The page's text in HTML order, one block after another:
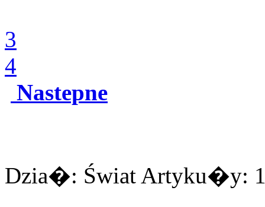
3
4
Nastepne
Dzia�: Świat Artyku�y: